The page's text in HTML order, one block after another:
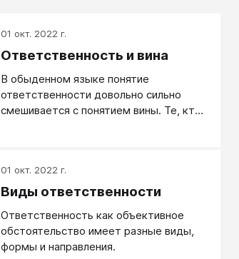
01 окт. 2022 г.
Ответственность и вина
В обыденном языке понятие
ответственности довольно сильно
смешивается с понятием вины. Те, кто
нежели менее ответственные, но
анализ клиники показывает, это не так.
заплатить за нанесенный ущерб. А
ответственность - его ГОТОВНОСТЬ
это сделать.
01 окт. 2022 г.
Виды ответственности
Ответственность как объективное
обстоятельство имеет разные виды,
формы и направления.